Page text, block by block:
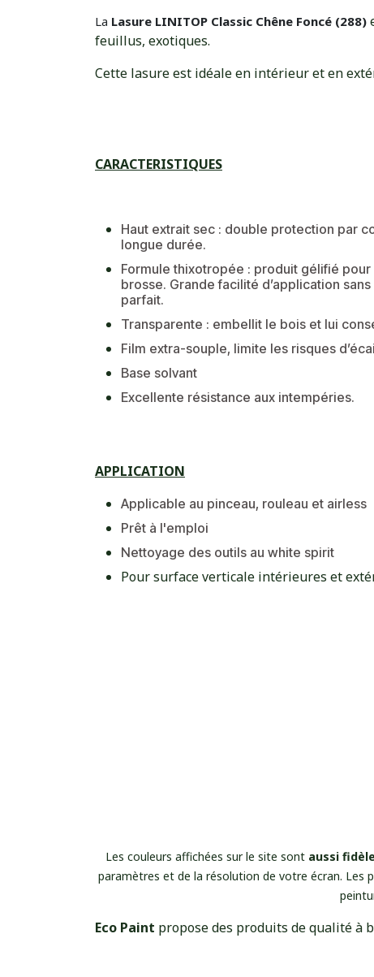
La Lasure LINITOP Classic Chêne Foncé (288)
feuillus, exotiques.
Cette lasure est idéale en intérieur et en
​CARACTERISTIQUES
Haut extrait sec : double protection par
longue durée.
Formule thixotropée : produit gélifié
brosse. Grande facilité d’application
parfait.
Transparente : embellit le bois et lui
Film extra-souple, limite les risques
Base solvant
Excellente résistance aux intempéries.
APPLICATION
Applicable au pinceau, rouleau et airless
Prêt à l'emploi
Nettoyage des outils au white spirit
Pour surface verticale intérieures et
Les couleurs affichées sur le site sont aussi
paramètres et de la résolution de votre écran. Les
Eco Paint proposedes produits de qualité à